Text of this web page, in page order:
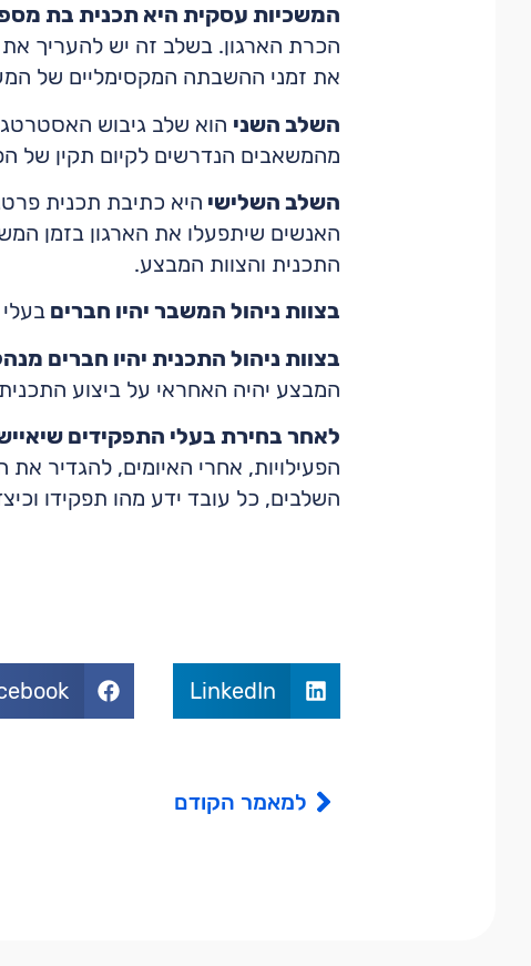
המשכיות עסקית היא תכנית בת
הכרת הארגון. בשלב זה יש להעריך את
את זמני ההשבתה המקסימליים של
השלב השני הוא שלב גיבוש
מהמשאבים הנדרשים לקיום תקין של
השלב השלישי היא כתיבת תכנית
האנשים שיתפעלו את הארגון בזמן
התכנית והצוות המבצע.
בצוות ניהול המשבר יהיו חברים
בצוות ניהול התכנית יהיו חברים
המבצע יהיה האחראי על ביצוע
לאחר בחירת בעלי התפקידים
הפעילויות, אחרי האיומים, להגדיר
השלבים, כל עובד ידע מהו תפקידו
LinkedIn
למאמר הקודם